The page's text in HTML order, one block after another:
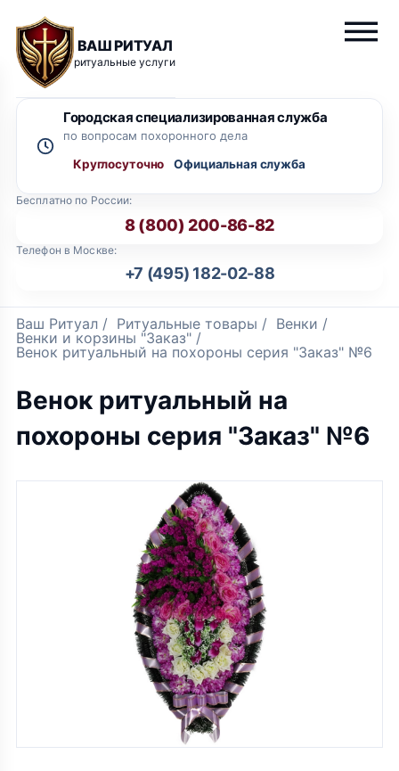
ВАШ РИТУАЛ
ритуальные услуги
Бесплатно по России:
8 (800) 200-86-82
Телефон в Москве:
+7 (495) 182-02-88
Городская специализированная служба
по вопросам похоронного дела
Круглосуточно
Ваш Ритуал / Ритуальные товары / Венки /
Венки и корзины "Заказ" /
Венок ритуальный на похороны серия "Заказ" №6
Венок ритуальный на
похороны серия "Заказ" №6